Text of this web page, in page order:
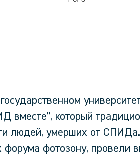
вместе”, который
людей, умерших от
форума фотозону, провели